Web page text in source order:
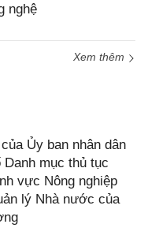
nghệ
Xem thêm
Ủy ban nhân dân
mục thủ tục
vực Nông nghiệp
lý Nhà nước của